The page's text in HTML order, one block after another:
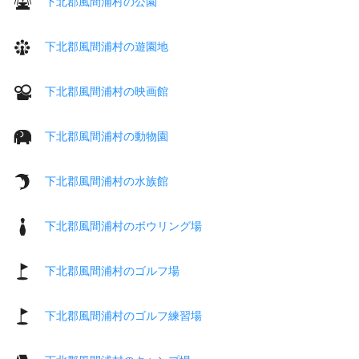
下北郡風間浦村の遊園地
下北郡風間浦村の映画館
下北郡風間浦村の動物園
下北郡風間浦村の水族館
下北郡風間浦村のボウリング場
下北郡風間浦村のゴルフ場
下北郡風間浦村のゴルフ練習場